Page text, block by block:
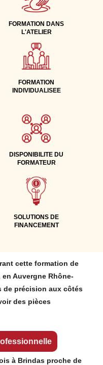
FORMATION DANS
L'ATELIER
FORMATION
INDIVIDUALISEE
DISPONIBILITE DU
FORMATEUR
SOLUTIONS DE
FINANCEMENT
cette formation de
Auvergne Rhône-
de précision aux côtés
des pièces
à Brindas proche de